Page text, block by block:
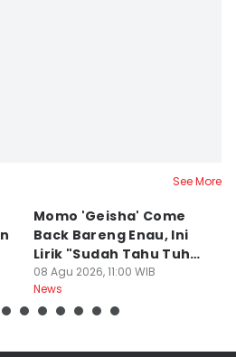
See More
Momo 'Geisha' Come
Back Bareng Enau, Ini
Lirik "Sudah Tahu Tuhan
Kita Berbeda"
08 Agu 2026, 11:00 WIB
News